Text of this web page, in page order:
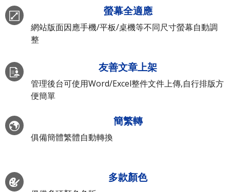
螢幕全適應
網站版面因應手機/平板/桌機等不同尺寸螢幕自動調
整
友善文章上架
管理後台可使用Word/Excel整件文件上傳,自行排版方
便簡單
簡繁轉
俱備簡體繁體自動轉換
多款顏色